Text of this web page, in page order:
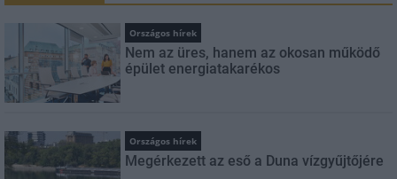
Országos hírek
Nem az üres, hanem az okosan működő
épület energiatakarékos
Országos hírek
Megérkezett az eső a Duna vízgyűjtőjére